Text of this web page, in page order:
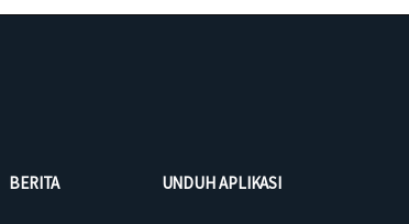
BERITA UNDUH APLIKASI